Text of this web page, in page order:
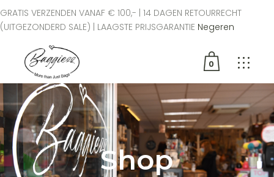
GRATIS VERZENDEN VANAF € 100,- | 14 DAGEN RETOURRECHT
(UITGEZONDERD SALE) | LAAGSTE PRIJSGARANTIE Negeren
0
Geen producten in de
winkelwagen.
Shop